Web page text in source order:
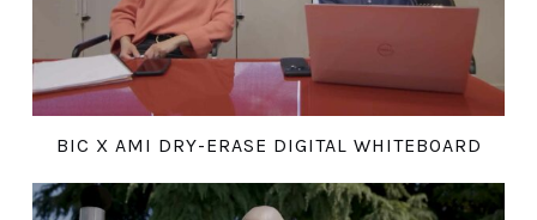
BIC X AMI DRY-ERASE DIGITAL WHITEBOARD